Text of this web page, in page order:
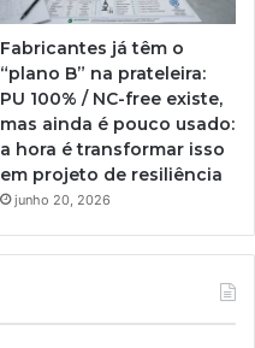
Fabricantes já têm o
“plano B” na prateleira:
PU 100% / NC-free existe,
mas ainda é pouco usado:
a hora é transformar isso
em projeto de resiliência
junho 20, 2026